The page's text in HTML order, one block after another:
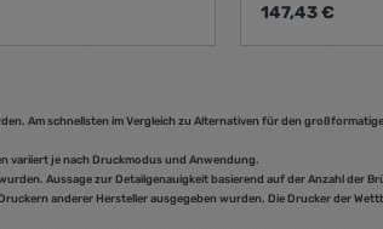
Regulärer Preis:
147,43 €
Am schnellsten im Vergleich zu Alternativen für den
variiert je nach Druckmodus und Anwendung.
Aussage zur Detailgenauigkeit basierend auf der Anzahl der
anderer Hersteller ausgegeben wurden. Die Drucker der